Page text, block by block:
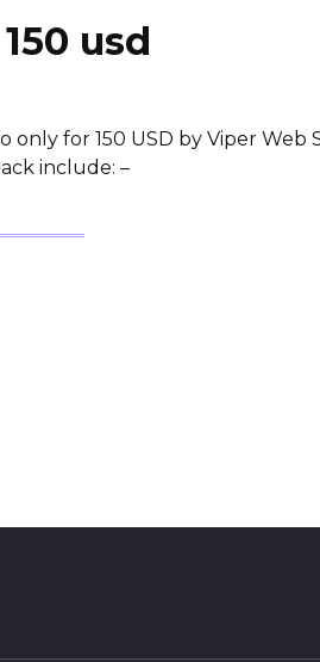
usd
for 150 USD by Viper Web
include: –